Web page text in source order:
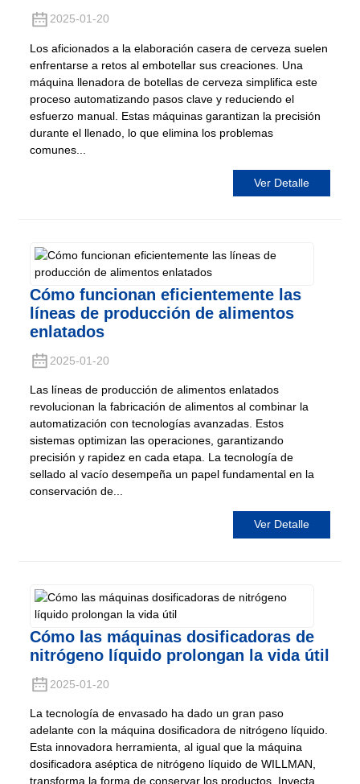
2025-01-20
Los aficionados a la elaboración casera de cerveza suelen
enfrentarse a retos al embotellar sus creaciones. Una
máquina llenadora de botellas de cerveza simplifica este
proceso automatizando pasos clave y reduciendo el
esfuerzo manual. Estas máquinas garantizan la precisión
durante el llenado, lo que elimina los problemas
comunes...
Ver Detalle
Cómo funcionan eficientemente las
líneas de producción de alimentos
enlatados
2025-01-20
Las líneas de producción de alimentos enlatados
revolucionan la fabricación de alimentos al combinar la
automatización con tecnologías avanzadas. Estos
sistemas optimizan las operaciones, garantizando
precisión y rapidez en cada etapa. La tecnología de
sellado al vacío desempeña un papel fundamental en la
conservación de...
Ver Detalle
Cómo las máquinas dosificadoras de
nitrógeno líquido prolongan la vida útil
2025-01-20
La tecnología de envasado ha dado un gran paso
adelante con la máquina dosificadora de nitrógeno líquido.
Esta innovadora herramienta, al igual que la máquina
dosificadora aséptica de nitrógeno líquido de WILLMAN,
transforma la forma de conservar los productos. Inyecta